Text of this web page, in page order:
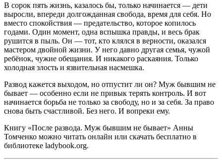
В сорок пять жизнь, казалось бы, только начинается — дети
выросли, впереди долгожданная свобода, время для себя. Но
вместо спокойствия — предательство, которое копилось
годами. Один момент, одна вспышка правды, и весь брак
рушится в пыль. Он — тот, кто клялся в верности, оказался
мастером двойной жизни. У него давно другая семья, чужой
ребёнок, чужие обещания. И никакого раскаяния. Только
холодная злость и язвительная насмешка.
Развод кажется выходом, но отпустит ли он? Муж бывшим не
бывает — особенно если не привык терять контроль. И вот
начинается борьба не только за свободу, но и за себя. За право
снова быть счастливой. Без него. И вопреки ему.
Книгу «После развода. Муж бывшим не бывает» Анны
Томченко можно читать онлайн или скачать бесплатно в
библиотеке ladybook.org.